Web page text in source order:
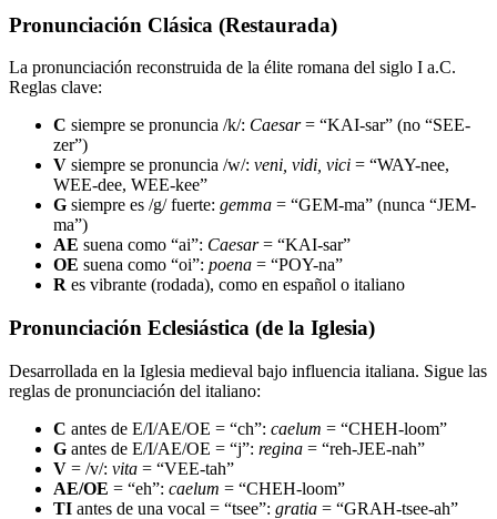
Pronunciación Clásica (Restaurada)
La pronunciación reconstruida de la élite romana del siglo I a.C.
Reglas clave:
C siempre se pronuncia /k/: Caesar= “KAI-sar” (no “SEE-
zer”)
V siempre se pronuncia /w/: veni, vidi, vici = “WAY-nee,
WEE-dee, WEE-kee”
G siempre es /g/ fuerte: gemma = “GEM-ma” (nunca “JEM-
ma”)
AE suena como “ai”: Caesar= “KAI-sar”
OE suena como “oi”: poena = “POY-na”
R es vibrante (rodada), como en español o italiano
Pronunciación Eclesiástica (de la Iglesia)
Desarrollada en la Iglesia medieval bajo influencia italiana. Sigue las
reglas de pronunciación del italiano:
C antes de E/I/AE/OE = “ch”: caelum = “CHEH-loom”
G antes de E/I/AE/OE = “j”: regina = “reh-JEE-nah”
V = /v/: vita = “VEE-tah”
AE/OE = “eh”: caelum = “CHEH-loom”
TI antes de una vocal = “tsee”: gratia = “GRAH-tsee-ah”